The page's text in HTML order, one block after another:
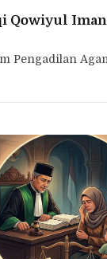
Qowiyul Iman
Pengadilan